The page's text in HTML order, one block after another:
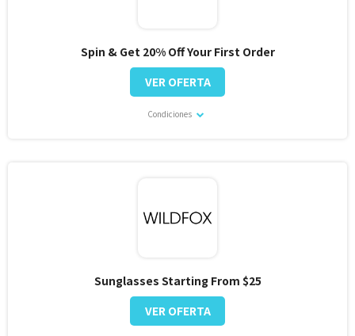
Spin & Get 20% Off Your First Order
Condiciones
VER OFERTA
Sunglasses Starting From $25
VER OFERTA